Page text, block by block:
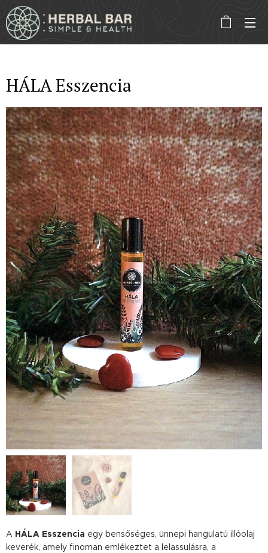
HÁLA Esszencia
A HÁLA Esszencia egy bensőséges, ünnepi hangulatú illóolaj
keverék, amely finoman emlékeztet a lelassulásra, a